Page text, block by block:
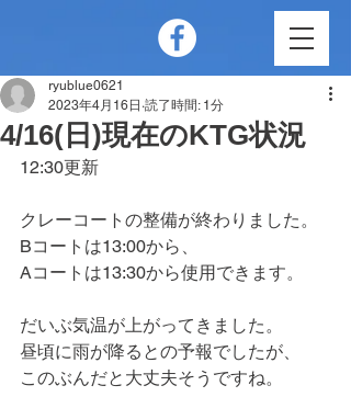
4/16(日)現在のKTG状況
ryublue0621
2023年4月16日 読了時間: 1分
12:30更新
クレーコートの整備が終わりました。
Bコートは13:00から、
Aコートは13:30から使用できます。
だいぶ気温が上がってきました。
昼頃に雨が降るとの予報でしたが、
このぶんだと大丈夫そうですね。